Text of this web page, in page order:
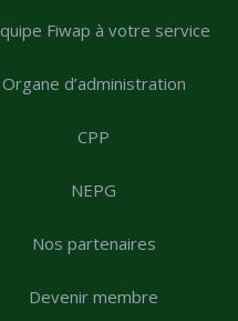
Fiwap à votre service
Organe d’administration
CPP
NEPG
Nos partenaires
Devenir membre